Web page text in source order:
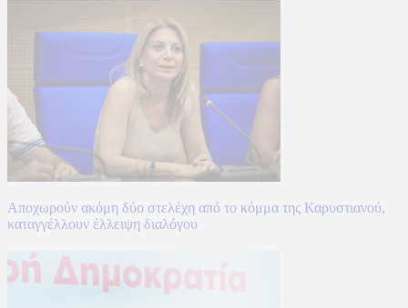
Αποχωρούν ακόμη δύο στελέχη από το κόμμα της Καρυστιανού,
καταγγέλλουν έλλειψη διαλόγου